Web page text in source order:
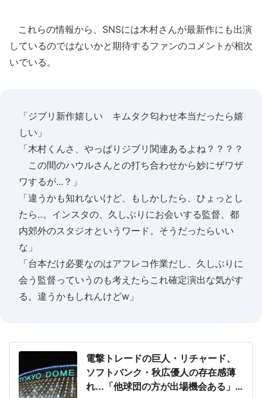
これらの情報から、SNSには木村さんが最新作にも出演
しているのではないかと期待するファンのコメントが相次
いでいる。
「ジブリ新作嬉しい キムタク匂わせ本当だったら嬉
しい」
「木村くんさ、やっぱりジブリ関連あるよね？？？？
この間のハウルさんとの打ち合わせから妙にザワザ
ワするが...？」
「違うかも知れないけど、もしかしたら、ひょっとし
たら‥。インスタの、久しぶりにお会いする監督、都
内郊外のスタジオというワード。そうだったらいい
な」
「台本だけ必要なのはアフレコ作業だし、久しぶりに
会う監督っていうのも考えたらこれ確定演出な気がす
る。違うかもしれんけどw」
電撃トレードの巨人・リチャード、
ソフトバンク・秋広優人の存在感薄
れ...「他球団の方が出場機会ある」